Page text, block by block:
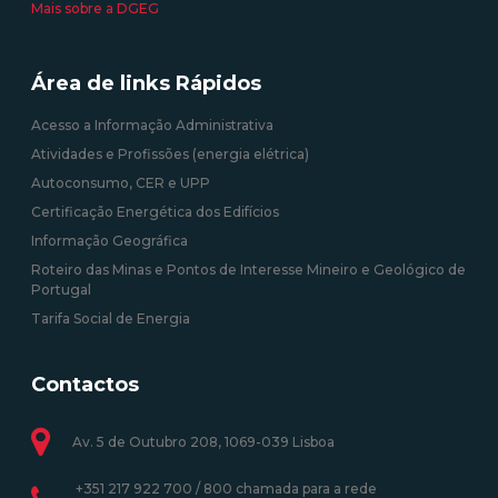
Mais sobre a DGEG
Área de links Rápidos
Acesso a Informação Administrativa
Atividades e Profissões (energia elétrica)
Autoconsumo, CER e UPP
Certificação Energética dos Edifícios
Informação Geográfica
Roteiro das Minas e Pontos de Interesse Mineiro e Geológico de
Portugal
Tarifa Social de Energia
Contactos
Av. 5 de Outubro 208, 1069-039 Lisboa
+351 217 922 700 / 800 chamada para a rede